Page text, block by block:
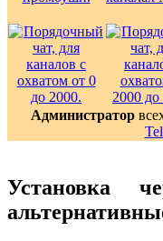
Администратор
Установка